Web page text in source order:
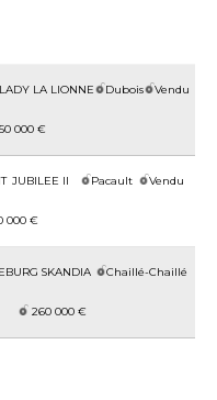
LA LIONNE Dubois Vendu
000 €
JUBILEE II Pacault Vendu
000 €
SKANDIA Chaillé-Chaillé
260 000 €